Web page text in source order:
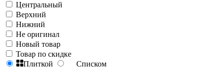
Центральный
Верхний
Нижний
Не оригинал
Новый товар
Товар по скидке
Плиткой
Списком